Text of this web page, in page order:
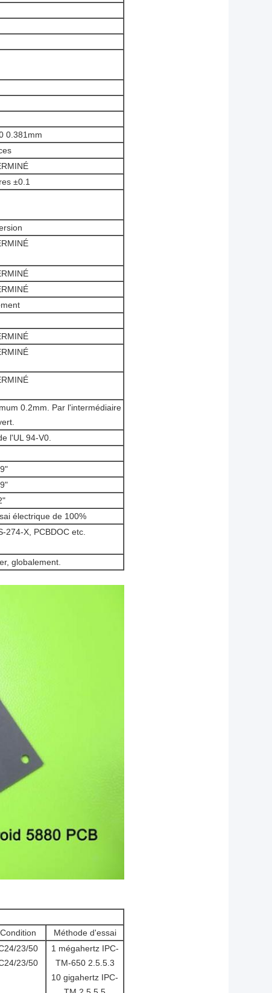
0.381mm
±0.1
0.2mm. Par l'intermédiaire
l'UL 94-V0.
électrique de 100%
274-X, PCBDOC etc.
globalement.
Condition
Méthode d'essai
23/50
23/50
1 mégahertz IPC-
TM-650 2.5.5.3
10 gigahertz IPC-